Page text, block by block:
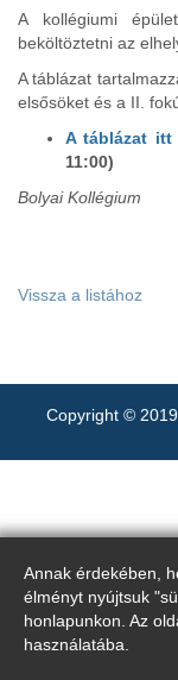
Annak érdekében,
élményt nyújtsuk
honlapunkon. Az
használatába.
A kollégiumi
beköltöztetni az
A táblázat
elsősöket és a II.
A táblázat itt
11:00)
Bolyai Kollégium
Vissza a listához
Copyright ©